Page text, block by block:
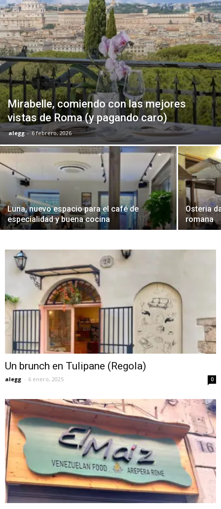
Mirabelle, comiendo con las mejores
vistas de Roma (y pagando caro)
alegg - 6 febrero, 2026
Luna, nuevo espacio para el café de
especialidad y buena cocina
Osteria
romana
Un brunch en Tulipane (Regola)
alegg - 6 enero, 2025 0